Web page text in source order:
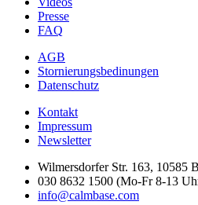
Presse
FAQ
AGB
Stornierungsbedinungen
Datenschutz
Kontakt
Impressum
Newsletter
Wilmersdorfer Str. 163, 10585
030 8632 1500 (Mo-Fr 8-13
info@calmbase.com